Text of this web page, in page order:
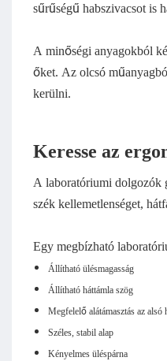
sűrűségű habszivacsot is
A minőségi anyagokból
őket. Az olcsó
kerülni.
Keresse az
A laboratóriumi dolgozók
szék kellemetlenséget,
Egy megbízható
Állítható ülésmagasság
Állítható háttámla szög
Megfelelő alátámasztás az alsó
Széles, stabil alap
Kényelmes üléspárna